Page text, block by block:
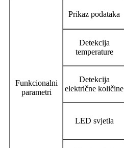
Funkcionalni
parametri
Prikaz podataka
Detekcija
temperature
Detekcija
električne količine
LED svjetla